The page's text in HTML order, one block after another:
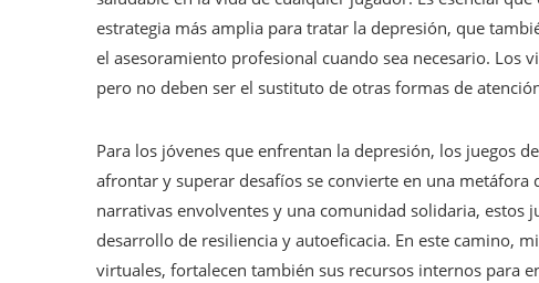
estrategia más amplia para tratar la depresión, que
el asesoramiento profesional cuando sea necesario. Los
pero no deben ser el sustituto de otras formas de
Para los jóvenes que enfrentan la depresión, los juegos
afrontar y superar desafíos se convierte en una
narrativas envolventes y una comunidad solidaria, estos
desarrollo de resiliencia y autoeficacia. En este camino,
virtuales, fortalecen también sus recursos internos para